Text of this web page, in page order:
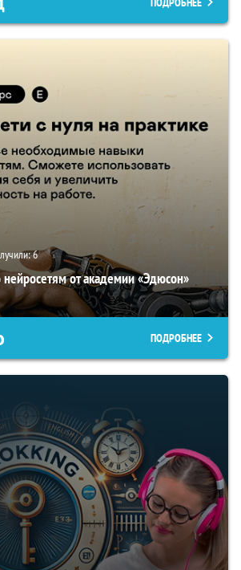
6
от академии «Эдюсон»
ПОДРОБНЕЕ